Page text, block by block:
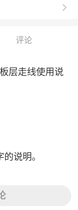
评论
层走线使用说
说明。